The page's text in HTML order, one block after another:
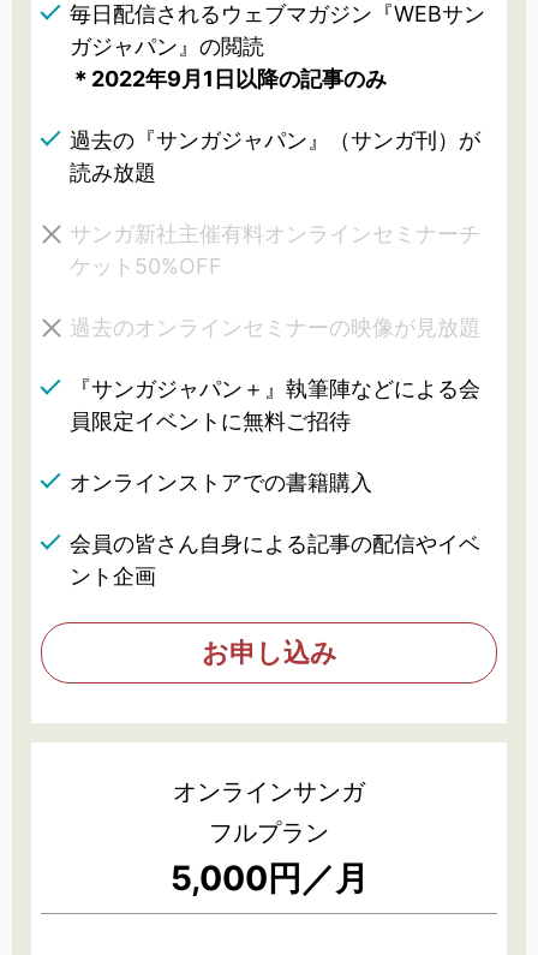
毎日配信されるウェブマガジン『WEBサン
ガジャパン』の閲読
＊2022年9月1日以降の記事のみ
過去の『サンガジャパン』（サンガ刊）が
読み放題
サンガ新社主催有料オンラインセミナーチ
ケット50%OFF
過去のオンラインセミナーの映像が見放題
『サンガジャパン＋』執筆陣などによる会
員限定イベントに無料ご招待
オンラインストアでの書籍購入
会員の皆さん自身による記事の配信やイベ
ント企画
お申し込み
オンラインサンガ
フルプラン
5,000円／月